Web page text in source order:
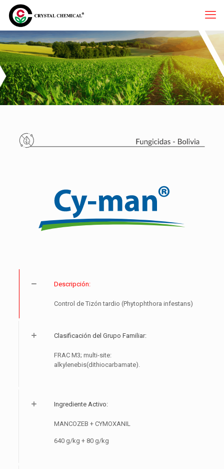
Descripción:
Control de Tizón tardio (Phytophthora infestans)
Clasificación del Grupo Familiar:
FRAC M3; multi-site:
alkylenebis(dithiocarbamate).
Ingrediente Activo:
MANCOZEB + CYMOXANIL
640 g/kg + 80 g/kg